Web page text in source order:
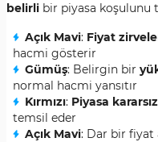
belirli bir piyasa koşulunu
Açık Mavi: Fiyat
hacmi gösterir
Gümüş: Belirgin bir
normal hacmi yansıtır
Kırmızı: Piyasa
temsil eder
Açık Mavi: Dar bir fiyat